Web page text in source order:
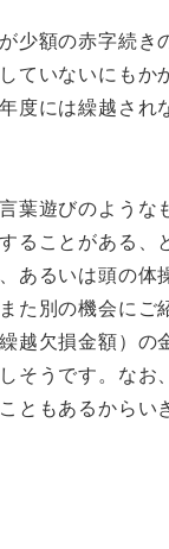
少額の赤字続
ていないにも
度には繰越さ
葉遊びのよう
ることがある
あるいは頭の
た別の機会に
越欠損金額）
そうです。な
ともあるからい